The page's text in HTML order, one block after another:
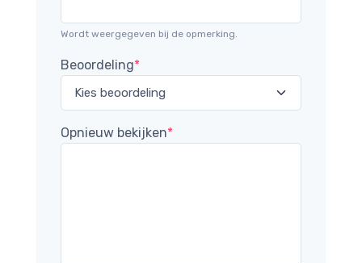
Wordt weergegeven bij de opmerking.
Beoordeling*
Opnieuw bekijken*